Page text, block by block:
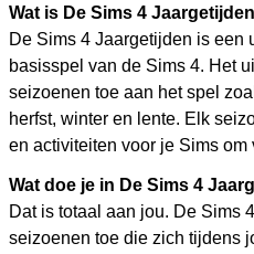
Wat is De Sims 4
De Sims 4 Jaargetijden is een
basisspel van de Sims 4. Het
seizoenen toe aan het spel
herfst, winter en lente. Elk
en activiteiten voor je Sims om
Wat doe je in De Sims 4
Dat is totaal aan jou. De Sims
seizoenen toe die zich tijdens